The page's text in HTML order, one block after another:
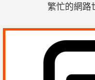
繁忙的網路